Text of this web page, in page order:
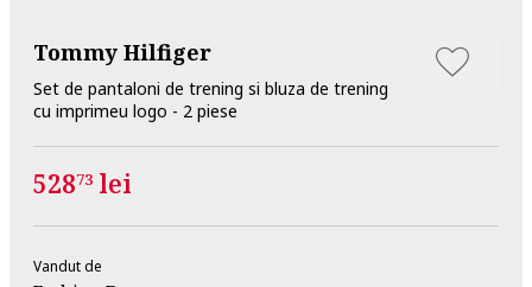
Tommy Hilfiger
Set de pantaloni de trening si bluza de trening
cu imprimeu logo - 2 piese
52873 lei
Vandut de